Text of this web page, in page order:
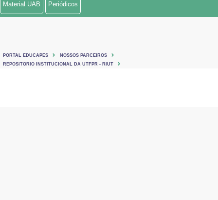
Material UAB Periódicos
PORTAL EDUCAPES
NOSSOS PARCEIROS
REPOSITORIO INSTITUCIONAL DA UTFPR - RIUT